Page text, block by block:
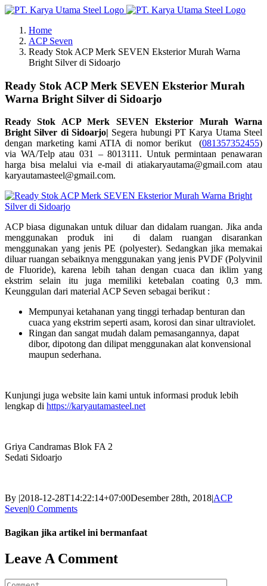
Skip
contentHome
ACP Seven
Ready Stok ACP Merk SEVEN Eksterior Murah Warna
Bright Silver di Sidoarjo
Ready Stok ACP Merk SEVEN Eksterior Murah
Warna Bright Silver di Sidoarjo
Ready Stok ACP Merk SEVEN Eksterior Murah Warna
Bright Silver di Sidoarjo| Segera hubungi PT Karya Utama Steel
dengan marketing kami ATIA di nomor berikut (081357352455)
via WA/Telp atau 031 – 8013111. Untuk permintaan penawaran
harga bisa melalui via e-mail di atiakaryautama@gmail.com atau
karyautamasteel@gmail.com.
ACP biasa digunakan untuk diluar dan didalam ruangan. Jika anda
menggunakan produk ini di dalam ruangan disarankan
menggunakan yang jenis PE (polyester). Sedangkan jika memakai
diluar ruangan sebaiknya menggunakan yang jenis PVDF (Polyvinil
de Fluoride), karena lebih tahan dengan cuaca dan iklim yang
ekstrim selain itu juga memiliki ketebalan coating 0,3 mm.
Keunggulan dari material ACP Seven sebagai berikut :
Mempunyai ketahanan yang tinggi terhadap benturan dan
cuaca yang ekstrim seperti asam, korosi dan sinar ultraviolet.
Ringan dan sangat mudah dalam pemasangannya, dapat
dibor, dipotong dan dilipat menggunakan alat konvensional
maupun sederhana.
Kunjungi juga website lain kami untuk informasi produk lebih
lengkap di https://karyautamasteel.net
Griya Candramas Blok FA 2
Sedati Sidoarjo
By |2018-12-28T14:22:14+07:00Desember 28th, 2018|ACP
Seven|0 Comments
Bagikan jika artikel ini bermanfaat
Facebook
Twitter
Reddit
LinkedIn
WhatsApp
Tumblr
Pinterest
Vk
Email
Leave A Comment
Comment